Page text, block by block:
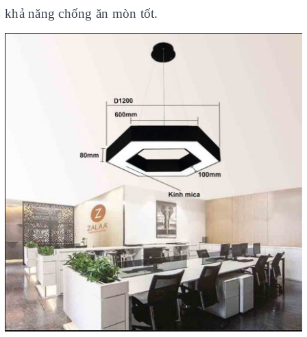
khả năng chống ăn mòn tốt.